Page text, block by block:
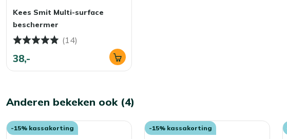
Kees Smit Multi-surface
beschermer
(14)
38,-
Anderen bekeken ook (4)
-15% kassakorting -15% kassakorting